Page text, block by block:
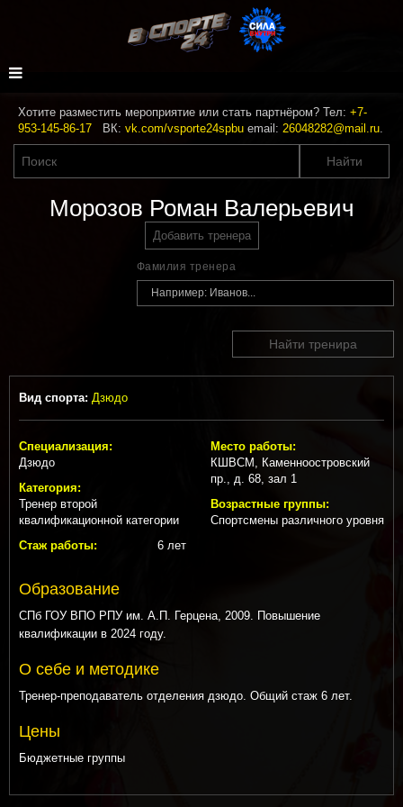
Хотите разместить мероприятие или стать партнёром? Тел: +7-
953-145-86-17 ВК: vk.com/vsporte24spbu email: 26048282@mail.ru.
Морозов Роман Валерьевич
Добавить тренера
Фамилия тренера
Найти тренира
Вид спорта: Дзюдо
Специализация:
Дзюдо
Категория:
Тренер второй
квалификационной категории
Стаж работы:
6 лет
Место работы:
КШВСМ, Каменноостровский
пр., д. 68, зал 1
Возрастные группы:
Спортсмены различного уровня
Образование
СПб ГОУ ВПО РПУ им. А.П. Герцена, 2009. Повышение
квалификации в 2024 году.
О себе и методике
Тренер-преподаватель отделения дзюдо. Общий стаж 6 лет.
Цены
Бюджетные группы